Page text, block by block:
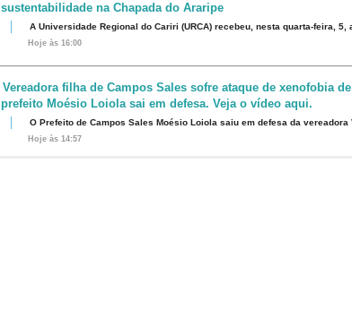
sustentabilidade na Chapada do Araripe
A Universidade Regional do Cariri (URCA) recebeu, nesta quarta-feira, 5,
Hoje às 16:00
Vereadora filha de Campos Sales sofre ataque de xenofobia
prefeito Moésio Loiola sai em defesa. Veja o vídeo aqui.
O Prefeito de Campos Sales Moésio Loiola saiu em defesa da vereadora
Hoje às 14:57